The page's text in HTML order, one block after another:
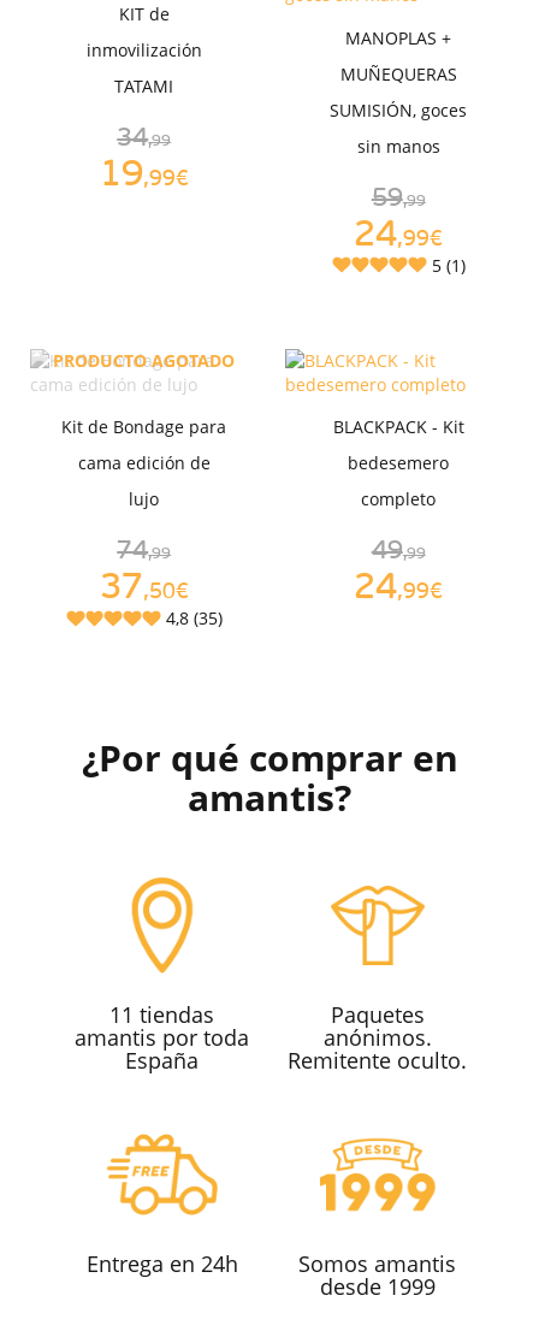
KIT de
inmovilización
TATAMI
34,99
19,99€
MANOPLAS +
MUÑEQUERAS
SUMISIÓN, goces
sin manos
59,99
24,99€
5 (1)
PRODUCTO AGOTADO
Kit de Bondage para
cama edición de
lujo
74,99
37,50€
4,8 (35)
BLACKPACK - Kit
bedesemero
completo
49,99
24,99€
¿Por qué comprar en
amantis?
11 tiendas
amantis por toda
España
Paquetes
anónimos.
Remitente oculto.
Entrega en 24h Somos amantis
desde 1999